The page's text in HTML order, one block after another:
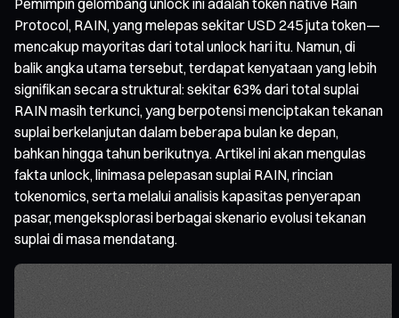
Protocol, RAIN, yang melepas sekitar USD 245 juta token—
mencakup mayoritas dari total unlock hari itu. Namun, di
balik angka utama tersebut, terdapat kenyataan yang lebih
signifikan secara struktural: sekitar 63% dari total suplai
RAIN masih terkunci, yang berpotensi menciptakan tekanan
suplai berkelanjutan dalam beberapa bulan ke depan,
bahkan hingga tahun berikutnya. Artikel ini akan mengulas
fakta unlock, linimasa pelepasan suplai RAIN, rincian
tokenomics, serta melalui analisis kapasitas penyerapan
pasar, mengeksplorasi berbagai skenario evolusi tekanan
suplai di masa mendatang.